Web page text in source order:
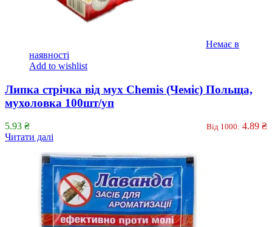
Немає в
наявності
Add to wishlist
Липка стрічка від мух Chemis (Чеміс) Польща,
мухоловка 100шт/уп
5.93 ₴ Від 1000: 4.89 ₴
Читати далі